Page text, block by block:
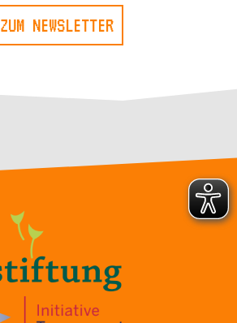
ZUM NEWSLETTER